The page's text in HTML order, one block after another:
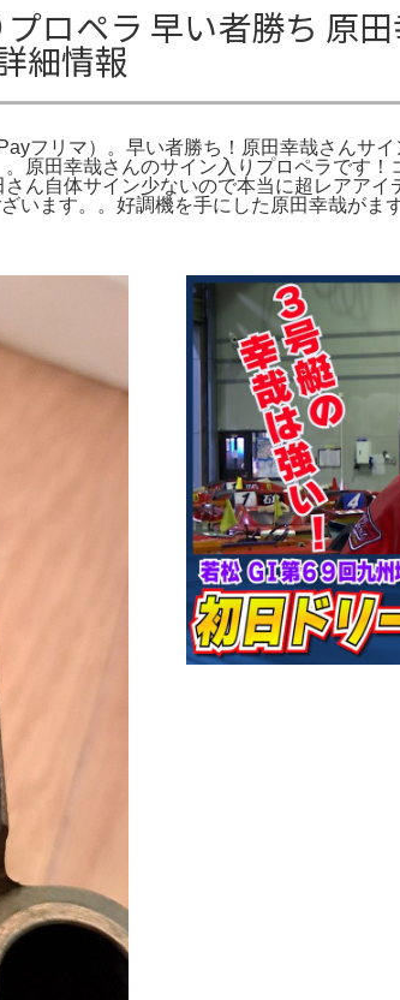
ロペラ 早い者勝ち 原
細情報
フリマ）。早い者勝ち！原田幸哉さんサ
原田幸哉さんのサイン入りプロペラです
ん自体サイン少ないので本当に超レアア
ます。。好調機を手にした原田幸哉がま